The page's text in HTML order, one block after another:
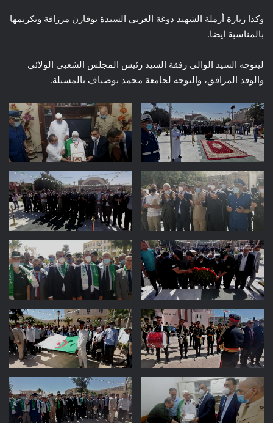
وكذا زيارة أرملة الشهيد دوغة العربي السيدة بوقارن مرزاقة وتكريمها
بالمناسبة ايضا.
ليتوجه السيد الوالي رفقة السيد رئيس المجلس الشعبي الولائي
والوفد المرافق، والتوجه لجامعة محمد بوضياف بالمسيلة.